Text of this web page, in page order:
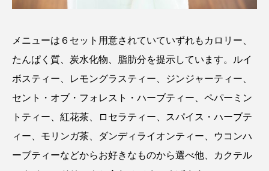
メニューは６セット用意されていていずれもカロリー、
たんぱく質、炭水化物、脂肪分を提示しています。ルイ
ボスティー、レモングラスティー、ジンジャーティー、
セント・オブ・フォレスト・ハーブティー、ペパーミン
トティー、紅花茶、ロセラティー、スパイス・ハーブテ
ィー、モリンガ茶、ダンディライオンティー、ウコンハ
ーブティーなどからお好きなものから選べ他、カクテル